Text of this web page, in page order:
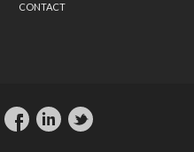
CONTACT